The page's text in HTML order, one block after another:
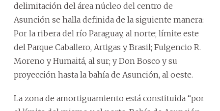
delimitación del área núcleo del centro de
Asunción se halla definida de la siguiente manera:
Por la ribera del río Paraguay, al norte; límite este
del Parque Caballero, Artigas y Brasil; Fulgencio R.
Moreno y Humaitá, al sur; y Don Bosco y su
proyección hasta la bahía de Asunción, al oeste.
La zona de amortiguamiento está constituida “por